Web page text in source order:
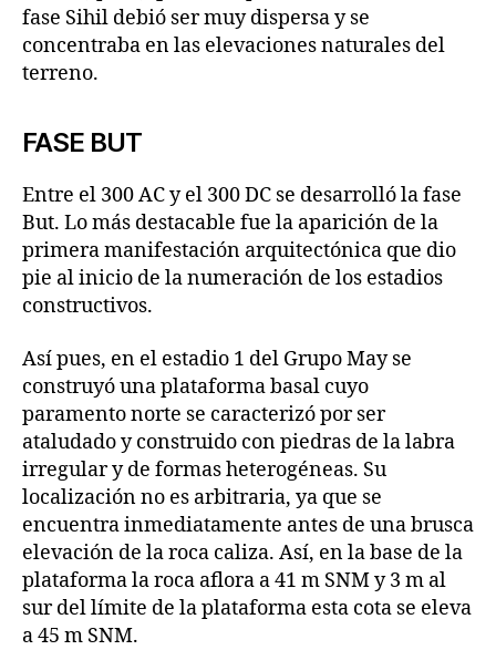
fase Sihil debió ser muy dispersa y se
concentraba en las elevaciones naturales del
terreno.
FASE BUT
Entre el 300 AC y el 300 DC se desarrolló la fase
But. Lo más destacable fue la aparición de la
primera manifestación arquitectónica que dio
pie al inicio de la numeración de los estadios
constructivos.
Así pues, en el estadio 1 del Grupo May se
construyó una plataforma basal cuyo
paramento norte se caracterizó por ser
ataludado y construido con piedras de la labra
irregular y de formas heterogéneas. Su
localización no es arbitraria, ya que se
encuentra inmediatamente antes de una brusca
elevación de la roca caliza. Así, en la base de la
plataforma la roca aflora a 41 m SNM y 3 m al
sur del límite de la plataforma esta cota se eleva
a 45 m SNM.